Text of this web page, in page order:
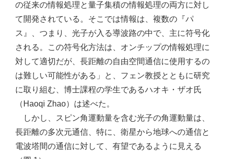
の従来の情報処理と量子集積の情報処理の両方に対し
て開発されている。そこでは情報は、複数の『パ
ス』、つまり、光子が入る導波路の中で、主に符号化
される。この符号化方法は、オンチップの情報処理に
対して適切だが、長距離の自由空間通信に使用するの
は難しい可能性がある」と、フェン教授とともに研究
に取り組む、博士課程の学生であるハオキ・ザオ氏
（Haoqi Zhao）は述べた。
しかし、スピン角運動量を含む光子の角運動量は、
長距離の多次元通信、特に、衛星から地球への通信と
電波塔間の通信に対して、有望であるように見える